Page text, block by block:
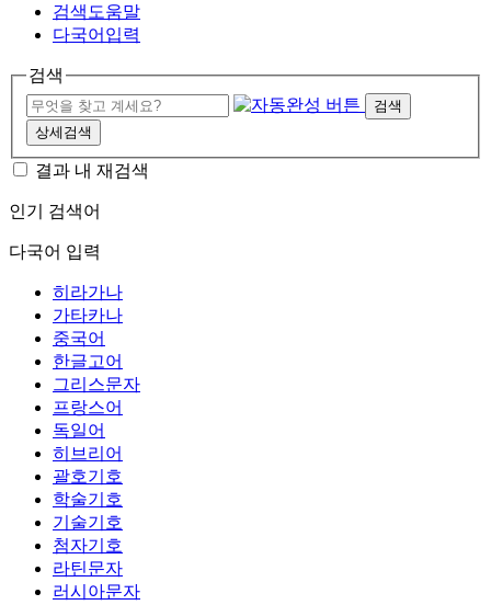
검색도움말
다국어입력
검색
검색
상세검색
결과 내 재검색
인기 검색어
다국어 입력
히라가나
가타카나
중국어
한글고어
그리스문자
프랑스어
독일어
히브리어
괄호기호
학술기호
기술기호
첨자기호
라틴문자
러시아문자